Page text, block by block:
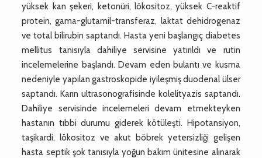
yüksek kan şekeri, ketonüri, lökositoz, yüksek C-reaktif
protein, gama-glutamil-transferaz, laktat dehidrogenaz
ve total bilirubin saptandı. Hasta yeni başlangıç diabetes
mellitus tanısıyla dahiliye servisine yatırıldı ve rutin
incelemelerine başlandı. Devam eden bulantı ve kusma
nedeniyle yapılan gastroskopide iyileşmiş duodenal ülser
saptandı. Karın ultrasonografisinde kolelityazis saptandı.
Dahiliye servisinde incelemeleri devam etmekteyken
hastanın tıbbi durumu giderek kötüleşti. Hipotansiyon,
taşikardi, lökositoz ve akut böbrek yetersizliği gelişen
hasta septik şok tanısıyla yoğun bakım ünitesine alınarak